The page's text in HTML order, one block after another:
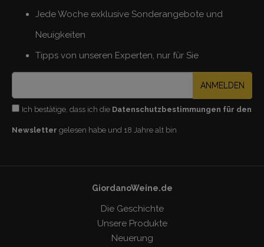
Jede Woche exklusive Sonderangebote und
Neuigkeiten
Tipps von unseren Experten, nur für Sie
ANMELDEN
Ich bestätige, dass ich die Datenschutzbestimmungen für den
Newsletter gelesen habe und 18 Jahre alt bin
GiordanoWeine.de
Die Geschichte
Unsere Produkte
Neuerung